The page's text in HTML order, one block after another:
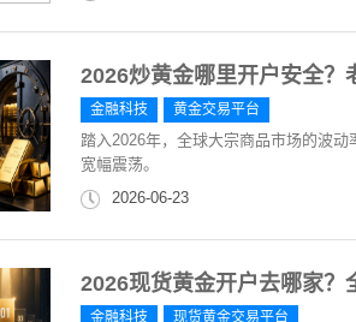
2026炒黄金哪里开户安全？
金融科技 黄金交易平台
踏入2026年，全球大宗商品市场的波
宽幅震荡。
2026-06-23
2026现货黄金开户去哪家？
金融科技 现货黄金交易平台